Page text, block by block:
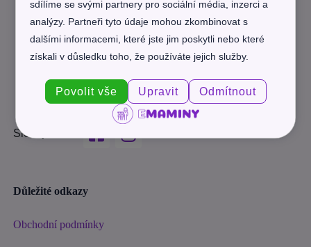
Sledujte nás:
Důležité odkazy
Obchodní podmínky
sdílíme se svými partnery pro sociální média, inzerci a
analýzy. Partneři tyto údaje mohou zkombinovat s
dalšími informacemi, které jste jim poskytli nebo které
získali v důsledku toho, že používáte jejich služby.
Povolit vše Upravit Odmítnout